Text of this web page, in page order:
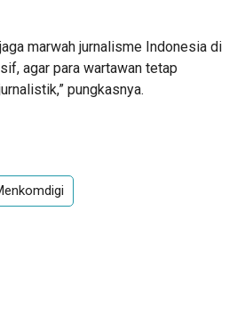
marwah jurnalisme Indonesia di
agar para wartawan tetap
pungkasnya.